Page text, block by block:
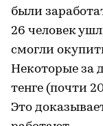
были
26 человек
смогли
Некоторые за
тенге (почти
Это